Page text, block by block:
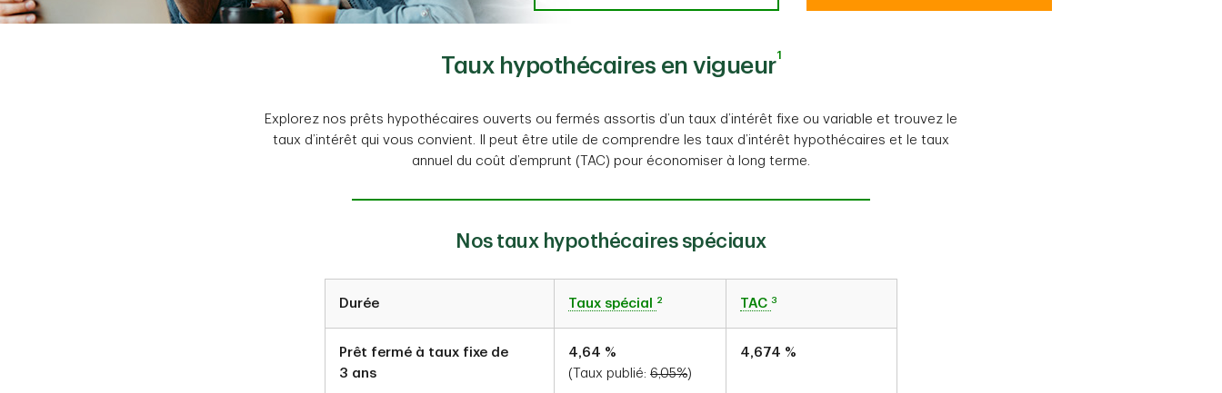
Taux hypothécaires en vigueur1
Explorez nos prêts hypothécaires ouverts ou fermés assortis d’un taux d’intérêt fixe ou variable et trouvez le
taux d’intérêt qui vous convient. Il peut être utile de comprendre les taux d’intérêt hypothécaires et le taux
annuel du coût d’emprunt (TAC) pour économiser à long terme.
Nos taux hypothécaires spéciaux
Durée Taux spécial 2 TAC 3
Prêt fermé à taux fixe de
3 ans
4,64 %
(Taux publié: 6,05%)
4,674 %